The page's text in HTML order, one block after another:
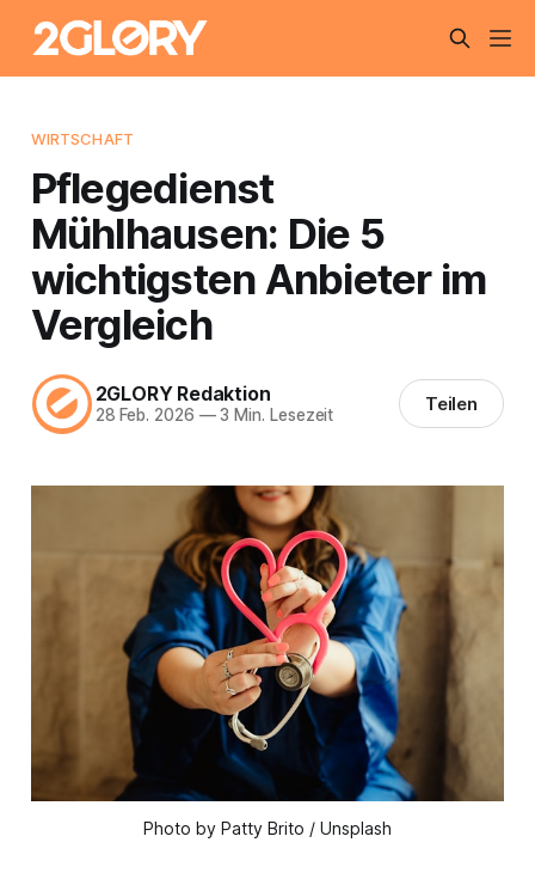
WIRTSCHAFT
Pflegedienst
Mühlhausen: Die 5
wichtigsten Anbieter im
Vergleich
2GLORY Redaktion
28 Feb. 2026 —3 Min. Lesezeit Teilen
Photo by Patty Brito / Unsplash